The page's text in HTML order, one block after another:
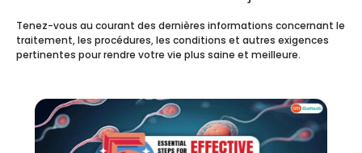
Tenez-vous au courant des dernières informations concernant le
traitement, les procédures, les conditions et autres exigences
pertinentes pour rendre votre vie plus saine et meilleure.